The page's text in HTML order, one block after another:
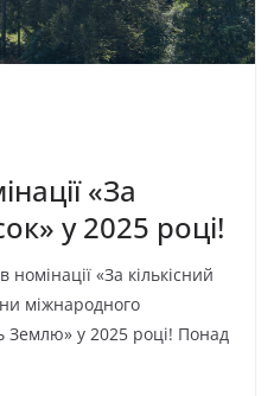
«За
у 2025 році!
«За кількісний
міжнародного
Землю» у 2025 році! Понад